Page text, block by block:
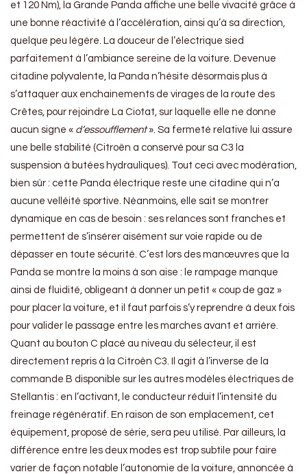
et 120 Nm), la Grande Panda affiche une belle vivacité grâce à
une bonne réactivité à l’accélération, ainsi qu’à sa direction,
quelque peu légère. La douceur de l’électrique sied
parfaitement à l’ambiance sereine de la voiture. Devenue
citadine polyvalente, la Panda n’hésite désormais plus à
s’attaquer aux enchainements de virages de la route des
Crêtes, pour rejoindre La Ciotat, sur laquelle elle ne donne
aucun signe « d’essoufflement». Sa fermeté relative lui assure
une belle stabilité (Citroën a conservé pour sa C3 la
suspension à butées hydrauliques). Tout ceci avec modération,
bien sûr : cette Panda électrique reste une citadine qui n’a
aucune velléité sportive. Néanmoins, elle sait se montrer
dynamique en cas de besoin : ses relances sont franches et
permettent de s’insérer aisément sur voie rapide ou de
dépasser en toute sécurité. C’est lors des manœuvres que la
Panda se montre la moins à son aise : le rampage manque
ainsi de fluidité, obligeant à donner un petit « coup de gaz »
pour placer la voiture, et il faut parfois s’y reprendre à deux fois
pour valider le passage entre les marches avant et arrière.
Quant au bouton C placé au niveau du sélecteur, il est
directement repris à la Citroën C3. Il agit à l’inverse de la
commande B disponible sur les autres modèles électriques de
Stellantis : en l’activant, le conducteur réduit l’intensité du
freinage régénératif. En raison de son emplacement, cet
équipement, proposé de série, sera peu utilisé. Par ailleurs, la
différence entre les deux modes est trop subtile pour faire
varier de façon notable l’autonomie de la voiture, annoncée à